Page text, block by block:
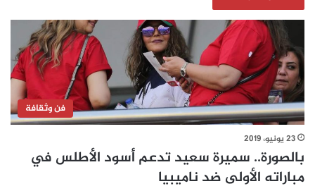
فن وثقافة
23 يونيو، 2019
بالصورة.. سميرة سعيد تدعم أسود الأطلس في
مباراته الأولى ضد ناميبيا